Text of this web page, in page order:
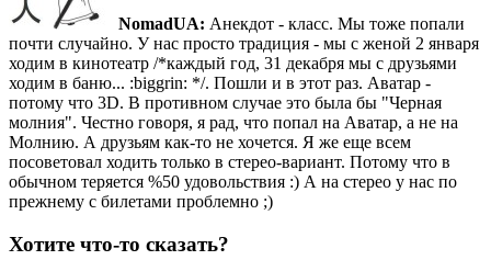
NomadUA: Анекдот - класс. Мы тоже попали
почти случайно. У нас просто традиция - мы с женой 2 января
ходим в кинотеатр /*каждый год, 31 декабря мы с друзьями
ходим в баню... :biggrin: */. Пошли и в этот раз. Аватар -
потому что 3D. В противном случае это была бы "Черная
молния". Честно говоря, я рад, что попал на Аватар, а не на
Молнию. А друзьям как-то не хочется. Я же еще всем
посоветовал ходить только в стерео-вариант. Потому что в
обычном теряется %50 удовольствия :) А на стерео у нас по
прежнему с билетами проблемно ;)
Хотите что-то сказать?